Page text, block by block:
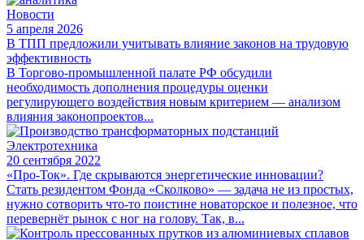
Новости
5 апреля 2026
В ТПП предложили учитывать влияние законов на трудовую
эффективность
В Торгово-промышленной палате РФ обсудили
необходимость дополнения процедуры оценки
регулирующего воздействия новым критерием — анализом
влияния законопроектов...
Электротехника
20 сентября 2022
«Про-Ток». Где скрываются энергетические инновации?
Стать резидентом Фонда «Сколково» — задача не из простых,
нужно сотворить что-то поистине новаторское и полезное, что
перевернёт рынок с ног на голову. Так, в...